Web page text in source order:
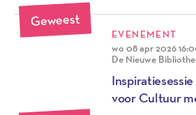
Geweest
EVENEMENT
wo 08 apr 2026
De Nieuwe
voor Cultuur